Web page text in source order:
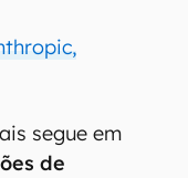
segue em
de